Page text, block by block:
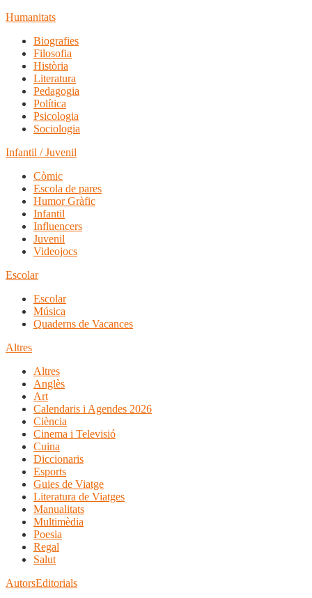
Humanitats
Biografies
Filosofia
Història
Literatura
Pedagogia
Política
Psicologia
Sociologia
Infantil / Juvenil
Còmic
Escola de pares
Humor Gràfic
Infantil
Influencers
Juvenil
Videojocs
Escolar
Escolar
Música
Quaderns de Vacances
Altres
Altres
Anglès
Art
Calendaris i Agendes 2026
Ciència
Cinema i Televisió
Cuina
Diccionaris
Esports
Guies de Viatge
Literatura de Viatges
Manualitats
Multimèdia
Poesia
Regal
Salut
AutorsEditorials